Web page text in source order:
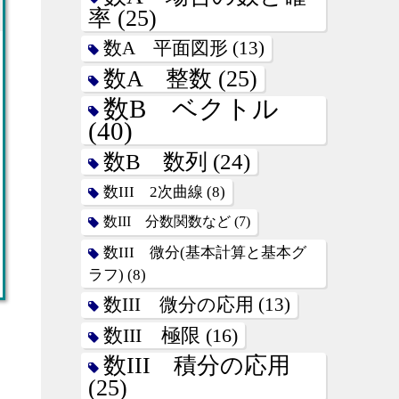
率 (25)
数A 平面図形 (13)
数A 整数 (25)
数B ベクトル
(40)
数B 数列 (24)
数III 2次曲線 (8)
数III 分数関数など (7)
数III 微分(基本計算と基本グ
ラフ) (8)
数III 微分の応用 (13)
数III 極限 (16)
数III 積分の応用
(25)